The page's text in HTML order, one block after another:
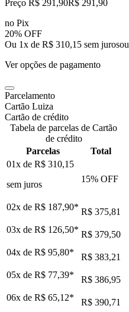
Preço R$ 291,90R$ 291 ,90
no Pix
20% OFF
Ou 1x de R$ 310,15 sem jurosou
Ver opções de pagamento
Parcelamento
Cartão Luiza
Cartão de crédito
Tabela de parcelas de Cartão
de crédito
Parcelas
Total
01x de R$ 310,15
sem juros
15% OFF
02x de R$ 187,90* R$ 375,81
03x de R$ 126,50* R$ 379,50
04x de R$ 95,80*
R$ 383,21
05x de R$ 77,39*
R$ 386,95
06x de R$ 65,12*
R$ 390,71